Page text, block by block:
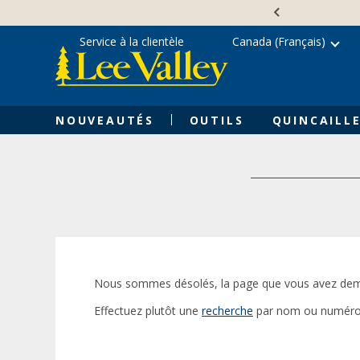
content
NOUVEAUTÉS OUTILS
Service à la clientèle Canada (Français)
Nous sommes désolés, la page que vous avez
Effectuez plutôt une recherche par nom ou